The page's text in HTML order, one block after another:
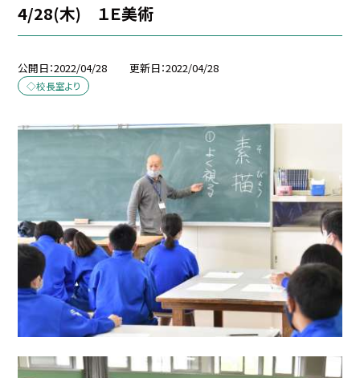
4/28(木) １Ｅ美術
公開日 2022/04/28 更新日 2022/04/28
◇校長室より